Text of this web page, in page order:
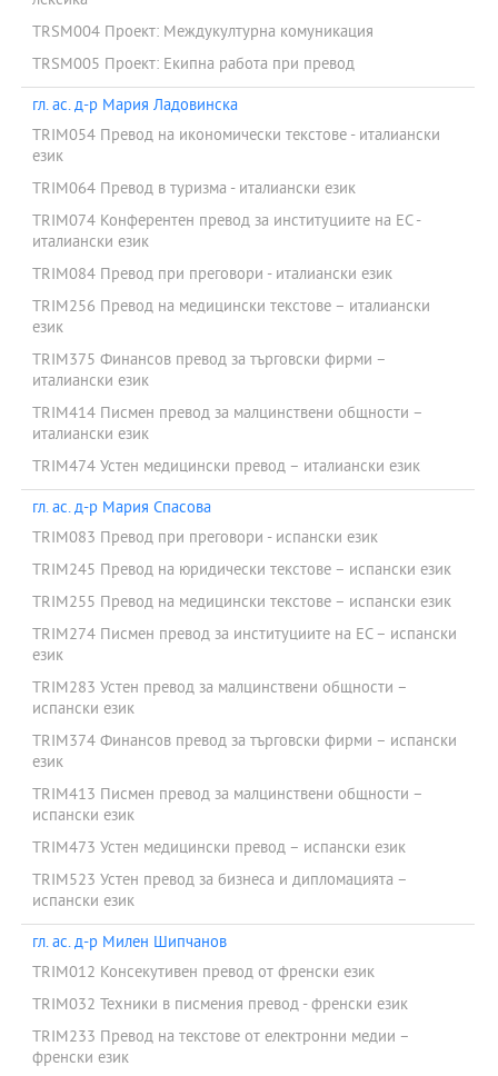
TRSM004 Проект: Междукултурна комуникация
TRSM005 Проект: Екипна работа при превод
гл. ас. д-р Мария Ладовинска
TRIM054 Превод на икономически текстове - италиански
език
TRIM064 Превод в туризма - италиански език
TRIM074 Конферентен превод за институциите на ЕС -
италиански език
TRIM084 Превод при преговори - италиански език
TRIM256 Превод на медицински текстове – италиански
език
TRIM375 Финансов превод за търговски фирми –
италиански език
TRIM414 Писмен превод за малцинствени общности –
италиански език
TRIM474 Устен медицински превод – италиански език
гл. ас. д-р Мария Спасова
TRIM083 Превод при преговори - испански език
TRIM245 Превод на юридически текстове – испански език
TRIM255 Превод на медицински текстове – испански език
TRIM274 Писмен превод за институциите на ЕС – испански
език
TRIM283 Устен превод за малцинствени общности –
испански език
TRIM374 Финансов превод за търговски фирми – испански
език
TRIM413 Писмен превод за малцинствени общности –
испански език
TRIM473 Устен медицински превод – испански език
TRIM523 Устен превод за бизнеса и дипломацията –
испански език
гл. ас. д-р Милен Шипчанов
TRIM012 Консекутивен превод от френски език
TRIM032 Техники в писмения превод - френски език
TRIM233 Превод на текстове от електронни медии –
френски език